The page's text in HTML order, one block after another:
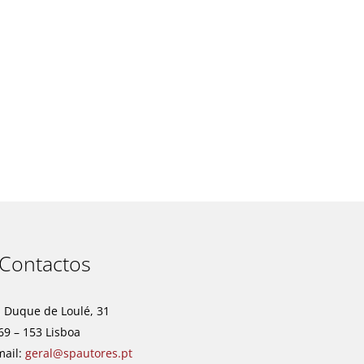
Contactos
Duque de Loulé, 31
– 153 Lisboa
geral@spautores.pt